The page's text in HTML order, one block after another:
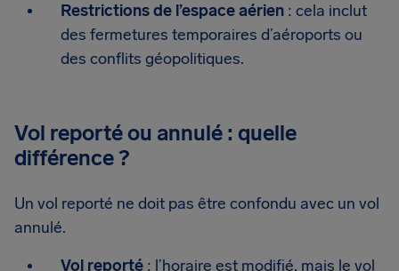
Restrictions de l’espace aérien : cela inclut
des fermetures temporaires d’aéroports ou
des conflits géopolitiques.
Vol reporté ou annulé : quelle
différence ?
Un vol reporté ne doit pas être confondu avec un vol
annulé.
Vol reporté : l’horaire est modifié, mais le vol